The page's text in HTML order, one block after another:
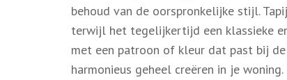
behoud van de oorspronkelijke stijl.
terwijl het tegelijkertijd een klassieke
met een patroon of kleur dat past bij
harmonieus geheel creëren in je woning.